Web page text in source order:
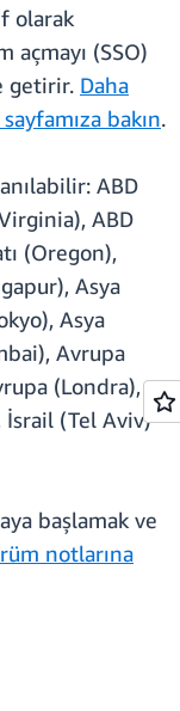
olarak
açmayı (SSO)
getirir. Daha
bakın.
ABD
ABD
(Oregon),
Asya
Asya
Avrupa
(Londra),
İsrail (Tel Aviv)
başlamak ve
notlarına